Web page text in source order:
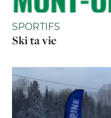
SPORTIFS
Ski ta vie